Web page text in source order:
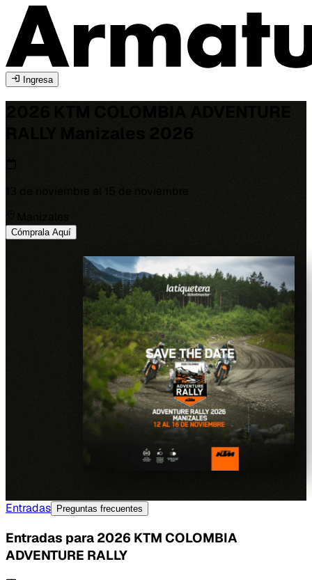
Ingresa
2026 KTM COLOMBIA ADVENTURE
RALLY
Manizales 2026
13 de noviembre al 15 de noviembre
Manizales
Cómprala Aquí
Entradas Preguntas frecuentes
Entradas para 2026 KTM COLOMBIA
ADVENTURE RALLY